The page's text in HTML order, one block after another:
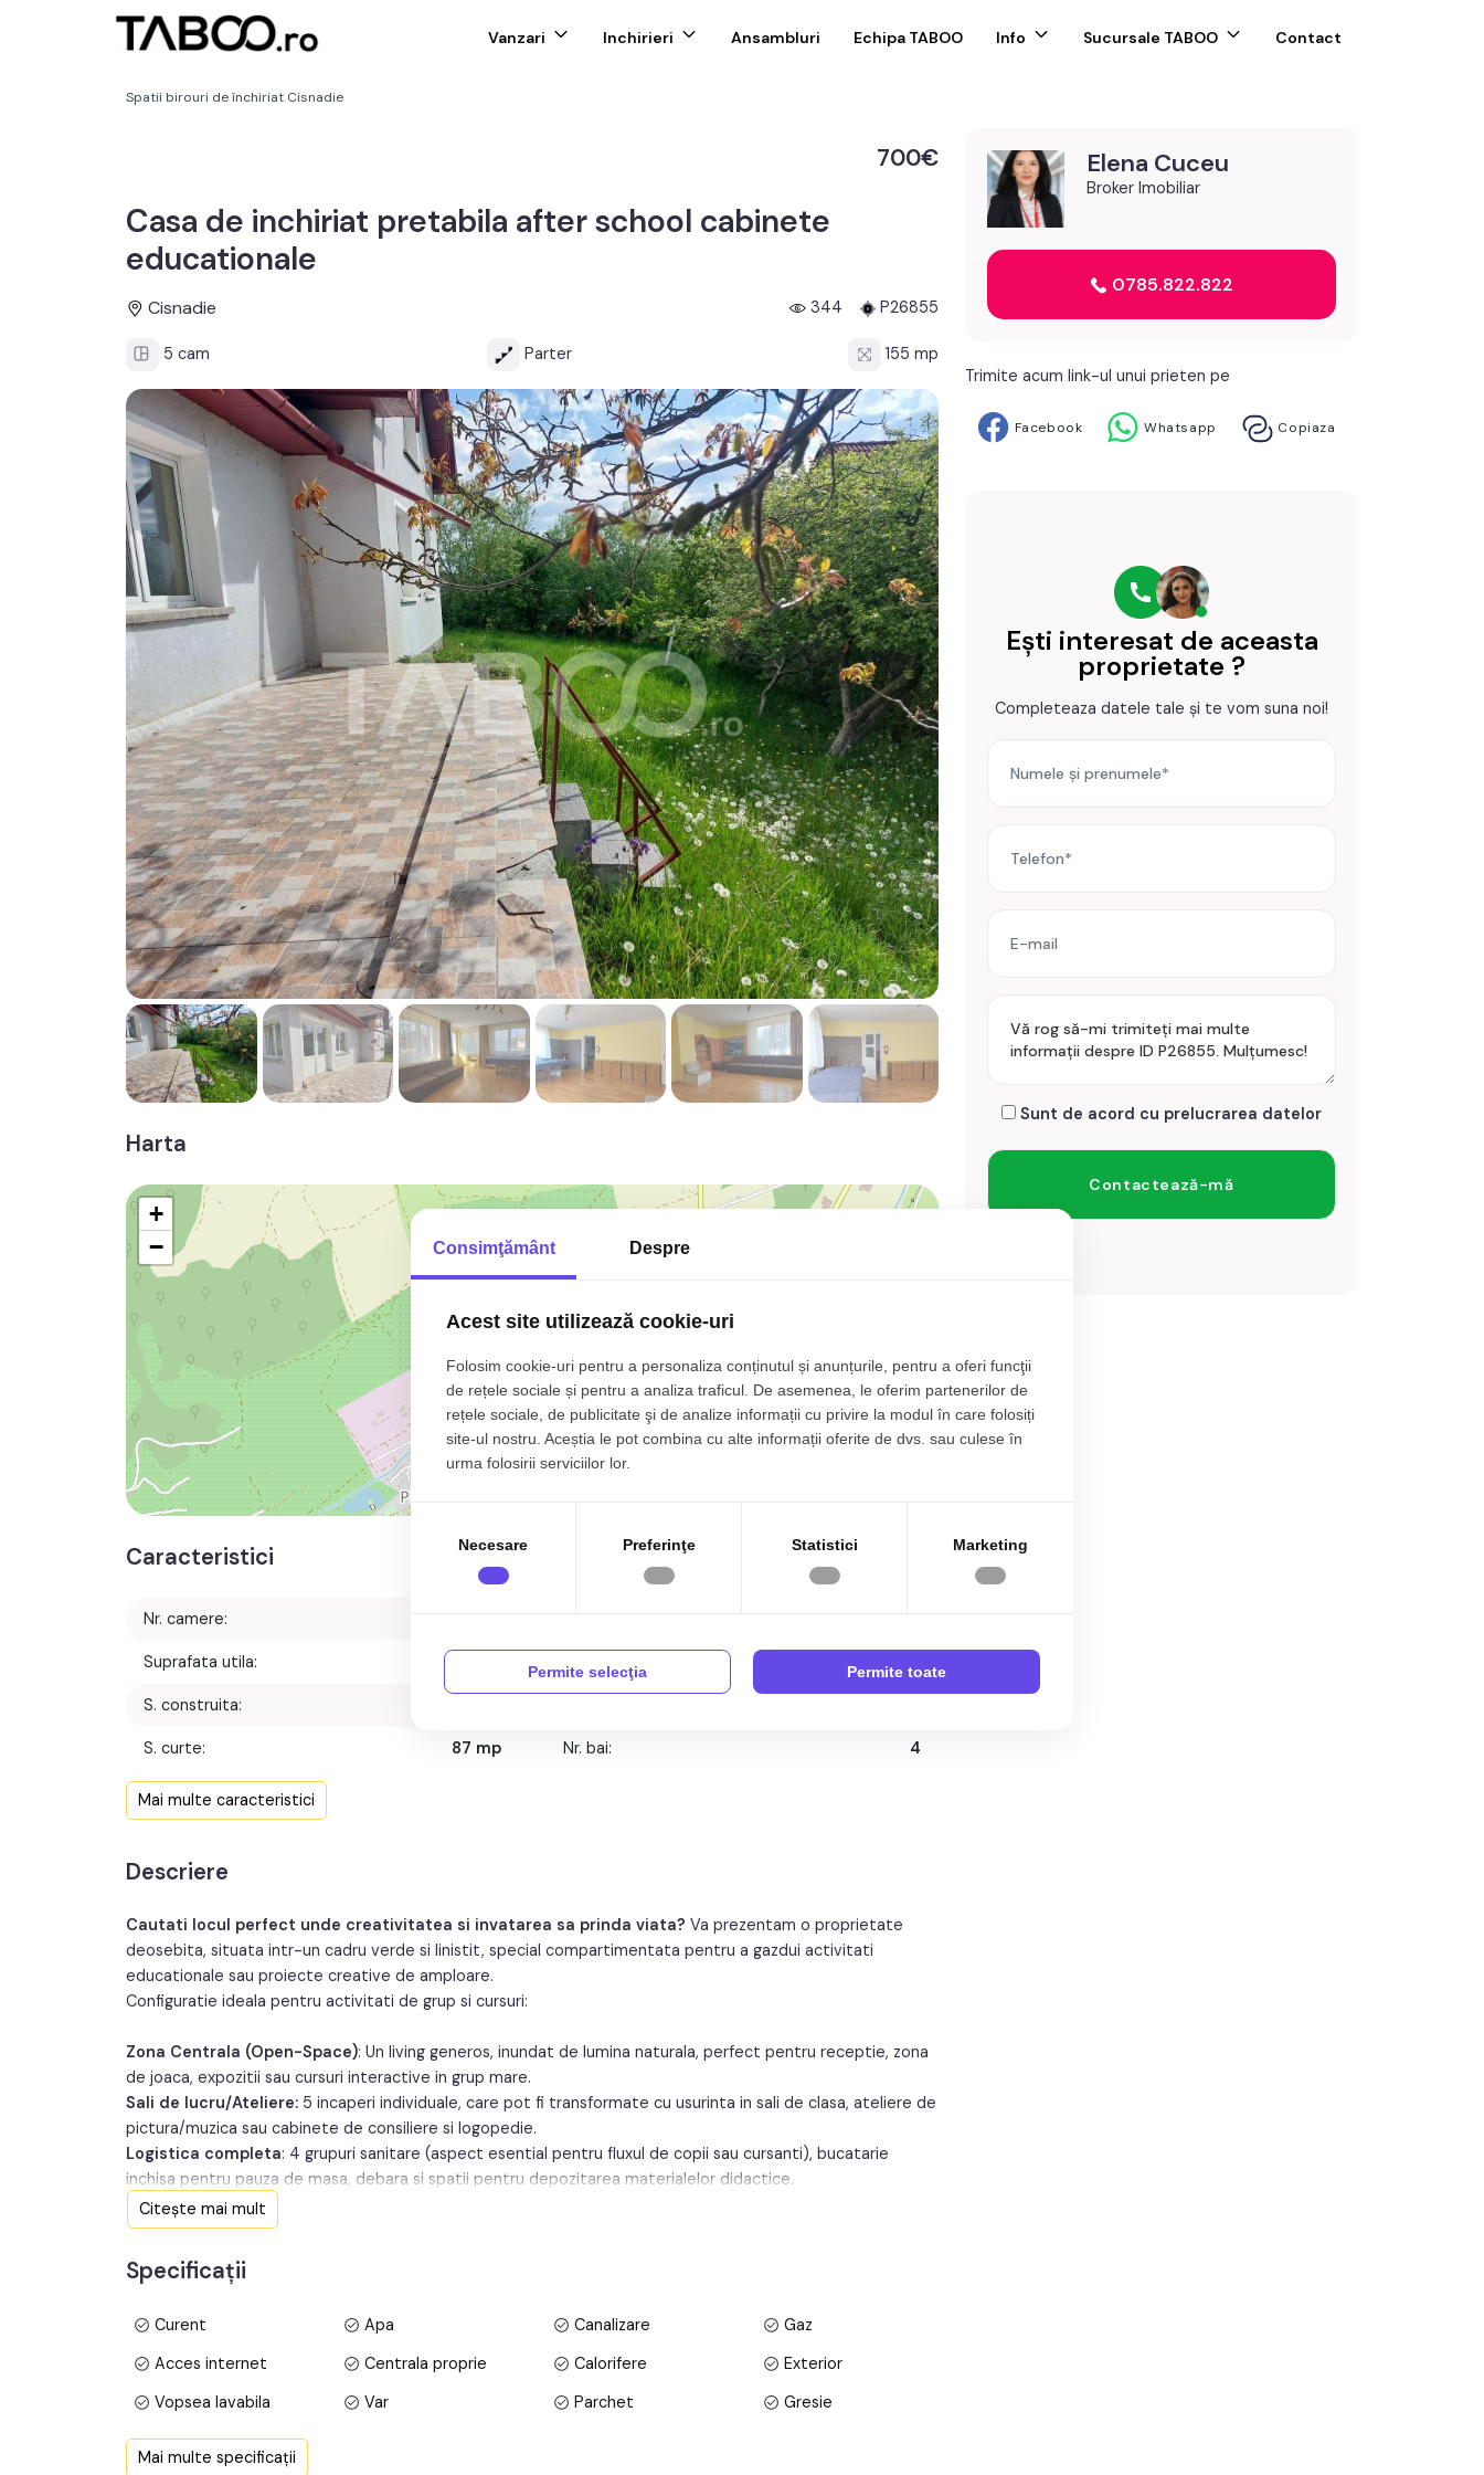
Vanzari Inchirieri Ansambluri Echipa TABOO Info Sucursale TABOO Contact
Spatii birouri de închiriat Cisnadie
700€
Casa de inchiriat pretabila after school cabinete
educationale
Cisnadie 344 P26855
5 cam Parter 155 mp
Harta
+
−
Caracteristici
Nr. camere:
Suprafata utila: 155 mp
S. construita:
S. curte: 87 mp
Clasificare:
Nr. bai: 4
Terase:
An renovare:
Mai multe caracteristici
Descriere
Cautati locul perfect unde creativitatea si invatarea sa prinda viata? Va prezentam o proprietate
deosebita, situata intr-un cadru verde si linistit, special compartimentata pentru a gazdui activitati
educationale sau proiecte creative de amploare.
Configuratie ideala pentru activitati de grup si cursuri:
Zona Centrala (Open-Space): Un living generos, inundat de lumina naturala, perfect pentru receptie, zona
de joaca, expozitii sau cursuri interactive in grup mare.
Sali de lucru/Ateliere: 5 incaperi individuale, care pot fi transformate cu usurinta in sali de clasa, ateliere de
pictura/muzica sau cabinete de consiliere si logopedie.
Logistica completa: 4 grupuri sanitare (aspect esential pentru fluxul de copii sau cursanti), bucatarie
inchisa pentru pauza de masa, debara si spatii pentru depozitarea materialelor didactice.
Spatiu exterior: Terasa spatioasa cu vedere spre zona verde, ideala pentru activitati in aer liber, recreere
sau protocol.
De ce sa alegeti acest spatiu pentru proiectul dumneavoastra?
Mediu Inspirațional
: Amplasarea intr-o zona verde ofera linistea necesara concentrarii si o panorama care
stimuleaza creativitatea.
exemplu: cursuri de limbi straine in paralel cu un atelier de arta).
organizarea sa.
Citește mai mult
Specificații
Curent Apa Canalizare
Gaz
Acces internet
Centrala proprie Calorifere
Exterior
Vopsea lavabila
Var Parchet
Gresie
Finisat
Mai multe specificații
Elena Cuceu
Broker Imobiliar
0785.822.822
Trimite acum link-ul unui prieten pe
Facebook Whatsapp Copiaza
Ești interesat de aceasta
proprietate ?
Completeaza datele tale și te vom suna noi!
Sunt de acord cu prelucrarea datelor
Consimţământ Despre
Acest site utilizează cookie-uri
Folosim cookie-uri pentru a personaliza conținutul și anunțurile, pentru a oferi funcţii
de rețele sociale și pentru a analiza traficul. De asemenea, le oferim partenerilor de
rețele sociale, de publicitate şi de analize informații cu privire la modul în care folosiți
site-ul nostru. Aceștia le pot combina cu alte informații oferite de dvs. sau culese în
urma folosirii serviciilor lor.
Necesare Preferinţe Statistici Marketing
Permite selecţia Permite toate